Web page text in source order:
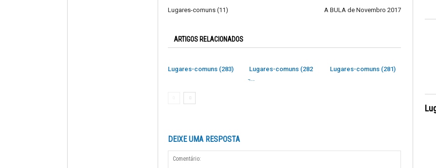
Lugares-comuns (11) A BULA de Novembro 2017
ARTIGOS RELACIONADOS
Lugares-comuns (283)
Lugares-comuns (282
̵...
Lugares-comuns (281)
DEIXE UMA RESPOSTA